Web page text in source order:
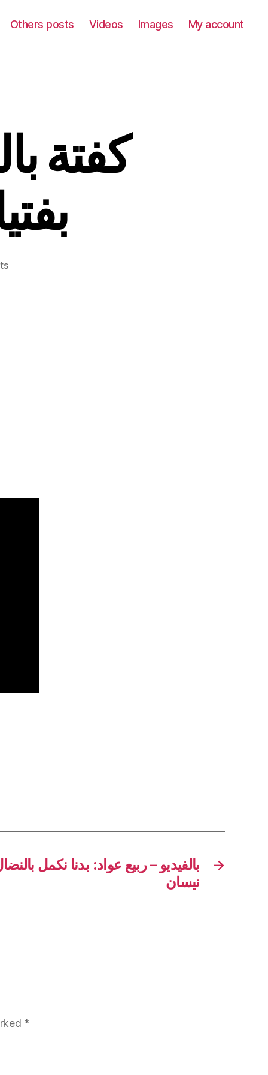
Others posts Videos Images My account
on
→
نيسان
*